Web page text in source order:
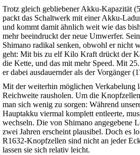
Trotz gleich gebliebener Akku-Kapazität
packt das Schaltwerk mit einer Akku-
und kommt damit ähnlich weit wie das
mehr beeindruckt der neue Umwerfer.
Shimano radikal senken, obwohl er nicht
geht: Mit bis zu elf Kilo Kraft drückt der
die Kette, und das mit mehr Speed. Mit
er dabei ausdauernder als der Vorgänger
Mit der weiterhin möglichen Verkabelung
Reichweite rausholen. Um die
man sich wenig zu sorgen: Während
Hauptakku viermal komplett entleerte,
wechseln. Die von Shimano angegebene
zwei Jahren erscheint plausibel. Doch es
R1632-Knopfzellen sind nicht an jeder
lassen sie sich relativ leicht.